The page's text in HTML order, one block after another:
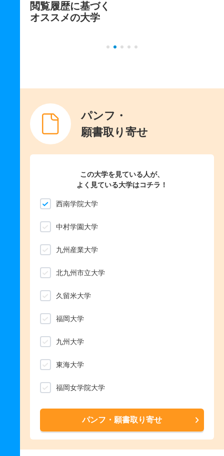
閲覧履歴に基づく
オススメの大学
パンフ・
願書取り寄せ
この大学を見ている人が、
よく見ている大学はコチラ！
西南学院大学
中村学園大学
九州産業大学
北九州市立大学
久留米大学
福岡大学
九州大学
東海大学
福岡女学院大学
パンフ・願書取り寄せ